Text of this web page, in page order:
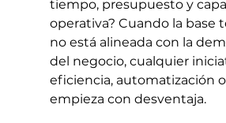
tiempo, presupuesto y
operativa? Cuando la base
no está alineada con la
del negocio, cualquier
eficiencia, automatización
empieza con desventaja.